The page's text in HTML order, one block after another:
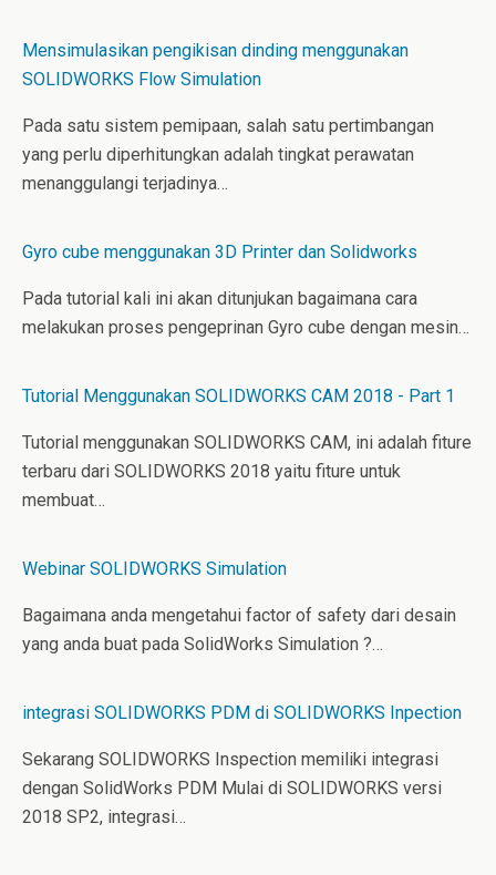
Mensimulasikan pengikisan dinding menggunakan
SOLIDWORKS Flow Simulation
Pada satu sistem pemipaan, salah satu pertimbangan
yang perlu diperhitungkan adalah tingkat perawatan
menanggulangi terjadinya…
Gyro cube menggunakan 3D Printer dan Solidworks
Pada tutorial kali ini akan ditunjukan bagaimana cara
melakukan proses pengeprinan Gyro cube dengan mesin…
Tutorial Menggunakan SOLIDWORKS CAM 2018 - Part 1
Tutorial menggunakan SOLIDWORKS CAM, ini adalah fiture
terbaru dari SOLIDWORKS 2018 yaitu fiture untuk
membuat…
Webinar SOLIDWORKS Simulation
Bagaimana anda mengetahui factor of safety dari desain
yang anda buat pada SolidWorks Simulation ?…
integrasi SOLIDWORKS PDM di SOLIDWORKS Inpection
Sekarang SOLIDWORKS Inspection memiliki integrasi
dengan SolidWorks PDM Mulai di SOLIDWORKS versi
2018 SP2, integrasi…